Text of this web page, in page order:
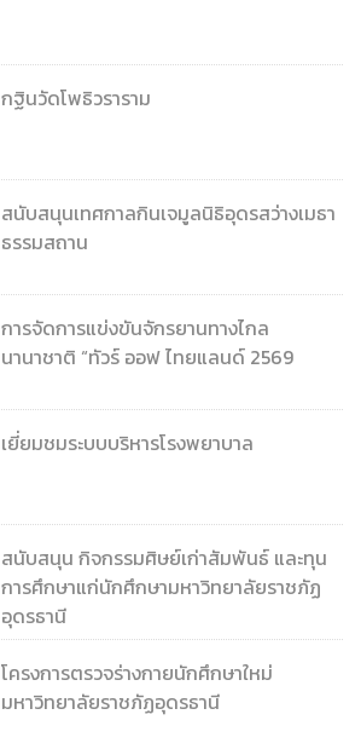
กฐินวัดโพธิวราราม
สนับสนุนเทศกาลกินเจมูลนิธิอุดรสว่างเมธา
ธรรมสถาน
การจัดการแข่งขันจักรยานทางไกล
นานาชาติ “ทัวร์ ออฟ ไทยแลนด์ 2569
เยี่ยมชมระบบบริหารโรงพยาบาล
สนับสนุน กิจกรรมศิษย์เก่าสัมพันธ์ และทุน
การศึกษาแก่นักศึกษามหาวิทยาลัยราชภัฏ
อุดรธานี
โครงการตรวจร่างกายนักศึกษาใหม่
มหาวิทยาลัยราชภัฏอุดรธานี